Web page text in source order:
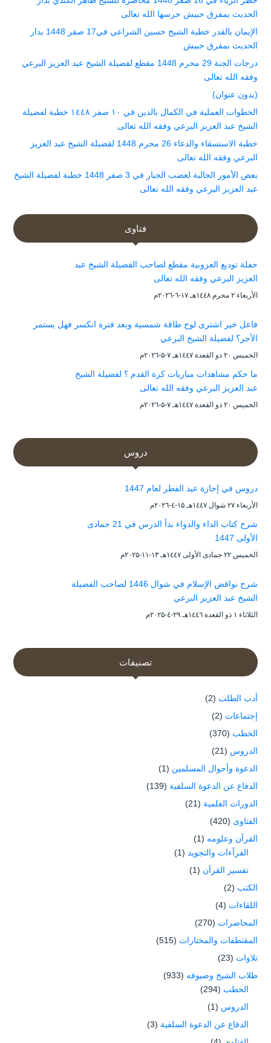
الحديث بمفرق حبيش حرسها الله تعالى
الإيمان بالقدر خطبة الشيخ حسين الشراعي في17 صفر 1448 بدار
الحديث بمفرق حبيش
درجات الجنة 29 محرم 1448 مقطع لفضيلة الشيخ عبد العزيز البرعي
وفقه الله تعالى
(بدون عنوان)
الخطوات العملية في الكمال بالدين في ١٠ صفر ١٤٤٨ خطبة لفضيلة
الشيخ عبد العزيز البرعي وفقه الله تعالى
خطبة الاستسقاء والدعاء 26 محرم 1448 لفضيلة الشيخ عبد العزيز
البرعي وفقه الله تعالى
بعض الأمور الجالبة لغضب الجبار في 3 صفر 1448 خطبة لفضيلة الشيخ
عبد العزيز البرعي وفقه الله تعالى
فتاوى
حفلة توديع العزوبية مقطع لصاحب الفضيلة الشيخ عبد
العزيز البرعي وفقه الله تعالى
الأربعاء ۲ محرم ۱٤٤۸هـ ۱۷-٦-۲۰۲٦م
فاعل خير اشترى لوح طاقة شمسية وبعد فترة انكسر فهل يستمر
الأجر؟ لفضيلة الشيخ البرعي
الخميس ۲۰ ذو القعدة ۱٤٤۷هـ ۷-۵-۲۰۲٦م
ما حكم مشاهدات مباريات كرة القدم ؟ لفضيلة الشيخ
عبد العزيز البرعي وفقه الله تعالى
الخميس ۲۰ ذو القعدة ۱٤٤۷هـ ۷-۵-۲۰۲٦م
دروس
دروس في إجازة عيد الفطر لعام 1447
الأربعاء ۲۷ شوال ۱٤٤۷هـ ۱۵-٤-۲۰۲٦م
شرح كتاب الداء والدواء بدأ الدرس في 21 جمادى
الأولى 1447
الخميس ۲۲ جمادى الأولى ۱٤٤۷هـ ۱۳-۱۱-۲۰۲۵م
شرح نواقض الإسلام في شوال 1446 لصاحب الفضيلة
الشيخ عبد العزيز البرعي
الثلاثاء ۱ ذو القعدة ۱٤٤٦هـ ۲۹-٤-۲۰۲۵م
تصنيفات
أدب الطلب (2)
إجتماعات (2)
الخطب (370)
الدروس (21)
الدعوة وأحوال المسلمين (1)
الدفاع عن الدعوة السلفية (139)
الدورات العلمية (21)
الفتاوى (420)
القرآن وعلومه (1)
القرآءات والتجويد (1)
تفسير القرآن (1)
الكتب (2)
اللقاءات (4)
المحاضرات (270)
المقتطفات والمختارات (515)
تلاوات (23)
طلاب الشيخ وضيوفه (933)
الخطب (294)
الدروس (1)
الدفاع عن الدعوة السلفية (3)